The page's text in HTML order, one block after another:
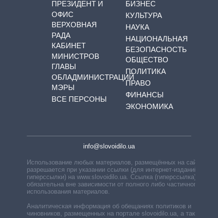
ПРЕЗИДЕНТ И
ОФИС
ВЕРХОВНАЯ
РАДА
КАБИНЕТ
МИНИСТРОВ
ГЛАВЫ
ОБЛАДМИНИСТРАЦИЙ
МЭРЫ
ВСЕ ПЕРСОНЫ
БИЗНЕС
КУЛЬТУРА
НАУКА
НАЦИОНАЛЬНАЯ
БЕЗОПАСНОСТЬ
ОБЩЕСТВО
ПОЛИТИКА
ПРАВО
ФИНАНСЫ
ЭКОНОМИКА
info@slovoidilo.ua
Использование любых материалов, размещённых на сайте,
разрешается при указании ссылки (для интернет-изданий —
гиперссылки) на www.slovoidilo.ua. Ссылка (гиперссылка)
обязательна вне зависимости от полного либо частичного
использования материалов.
Аналитическая информация об обещаниях политиков и
чиновников, размещенных на портале slovoidilo.ua, а также